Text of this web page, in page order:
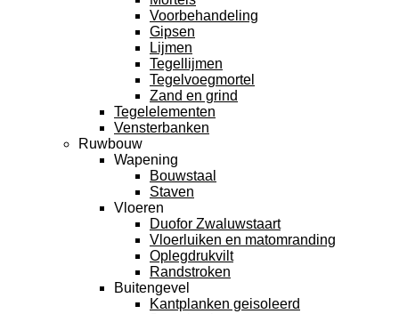
Voorbehandeling
Gipsen
Lijmen
Tegellijmen
Tegelvoegmortel
Zand en grind
Tegelelementen
Vensterbanken
Ruwbouw
Wapening
Bouwstaal
Staven
Vloeren
Duofor Zwaluwstaart
Vloerluiken en matomranding
Oplegdrukvilt
Randstroken
Buitengevel
Kantplanken geisoleerd